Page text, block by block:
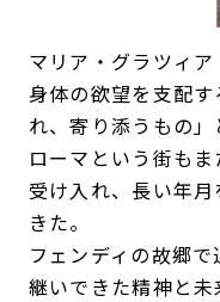
マリア・グラツィ
身体の欲望を支配
れ、寄り添うもの」
ローマという街も
受け入れ、長い年
きた。
フェンディの故郷
継いできた精神と